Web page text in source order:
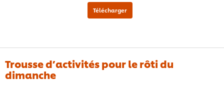
Trousse d’activités pour le rôti du
dimanche